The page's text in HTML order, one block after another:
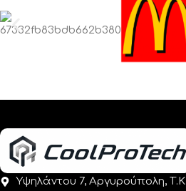
Υψηλάντου 7, Αργυρούπολη,